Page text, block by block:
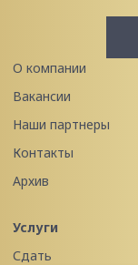
О компании
Вакансии
Наши партнеры
Контакты
Архив
Услуги
Сдать